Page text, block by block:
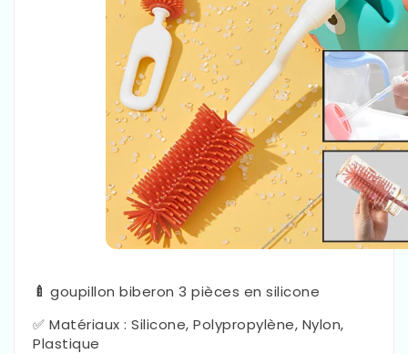
🍼 goupillon biberon 3 pièces en silicone
✅ Matériaux : Silicone, Polypropylène, Nylon,
Plastique